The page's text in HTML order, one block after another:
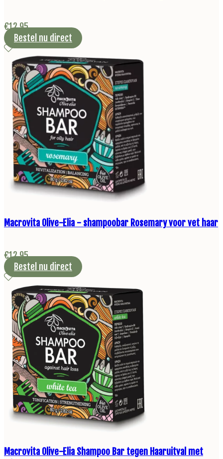
€12,95
Bestel nu direct
Macrovita Olive-Elia - shampoobar Rosemary voor vet haar
€12,95
Bestel nu direct
Macrovita Olive-Elia Shampoo Bar tegen Haaruitval met